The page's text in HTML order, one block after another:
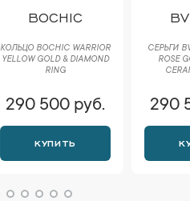
BOCHIC
КОЛЬЦО BOCHIC WARRIOR
YELLOW GOLD & DIAMOND
RING
290 500 руб.
КУПИТЬ
СЕРЬГИ
ROSE
290